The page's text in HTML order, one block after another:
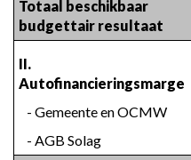
Totaal beschikbaar
budgettair resultaat
II.
Autofinancieringsmarge
   - Gemeente en OCMW
   - AGB Solag